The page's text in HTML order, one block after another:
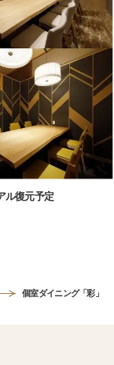
ル復元予定
個室ダイニング「彩」